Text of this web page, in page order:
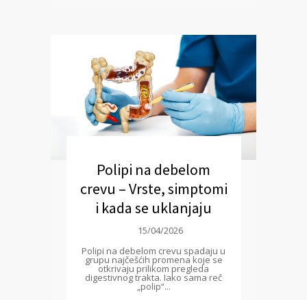
Polipi na debelom
crevu – Vrste, simptomi
i kada se uklanjaju
15/04/2026
Polipi na debelom crevu spadaju u
grupu najčešćih promena koje se
otkrivaju prilikom pregleda
digestivnog trakta. Iako sama reč
„polip“...